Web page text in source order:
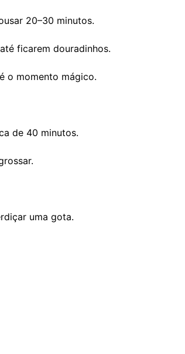
20–30 minutos.
ficarem douradinhos.
o momento mágico.
de 40 minutos.
uma gota.